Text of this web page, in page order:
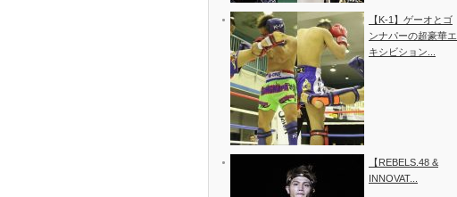
【K-1】ゲーオとゴ
ンナパーの超豪華エ
キシビション...
【REBELS.48 &
INNOVAT...